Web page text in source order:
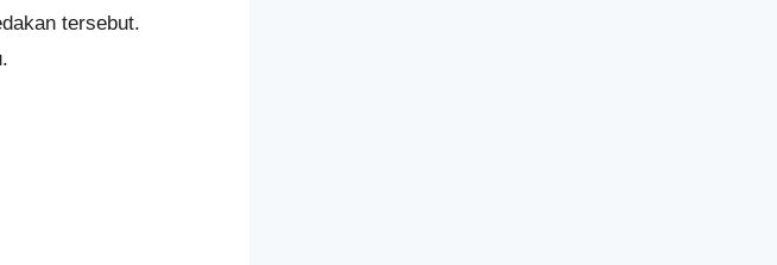
tersebut.